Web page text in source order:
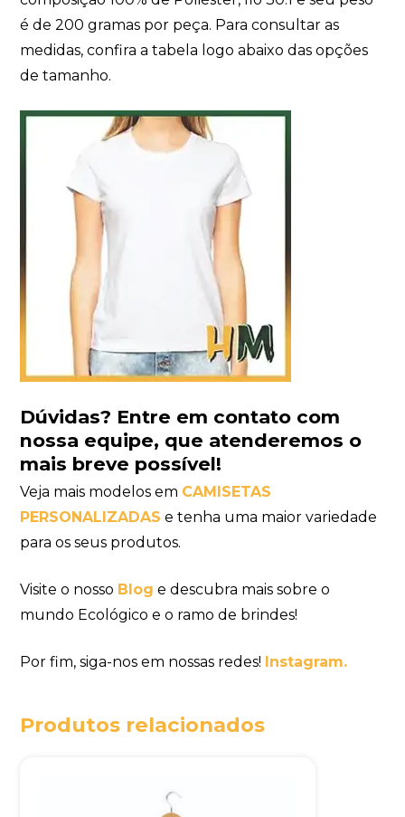
é de 200 gramas por peça. Para consultar as
medidas, confira a tabela logo abaixo das opções
de tamanho.
Dúvidas? Entre em contato com
nossa equipe, que atenderemos o
mais breve possível!
Veja mais modelos em CAMISETAS
PERSONALIZADAS e tenha uma maior variedade
para os seus produtos.
Visite o nosso Blog e descubra mais sobre o
mundo Ecológico e o ramo de brindes!
Por fim, siga-nos em nossas redes! Instagram.
Produtos relacionados